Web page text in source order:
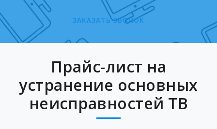
ЗАКАЗАТЬ ЗВОНОК
Прайс-лист на
устранение основных
неисправностей ТВ